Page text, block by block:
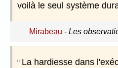
voilà le seul système
Mirabeau - Les
La hardiesse dans